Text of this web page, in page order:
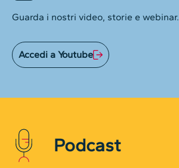
Guarda i nostri video, storie e webinar.
Accedi a Youtube
Podcast